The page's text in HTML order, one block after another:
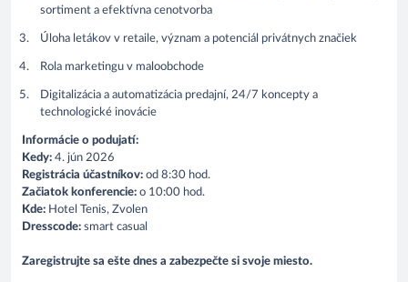
sortiment a efektívna cenotvorba
Úloha letákov v retaile, význam a potenciál privátnych značiek
Rola marketingu v maloobchode
Digitalizácia a automatizácia predajní, 24/7 koncepty a
technologické inovácie
Informácie o podujatí:
Kedy: 4. jún 2026
Registrácia účastníkov: od 8:30 hod.
Začiatok konferencie: o 10:00 hod.
Kde: Hotel Tenis, Zvolen
Dresscode: smart casual
Zaregistrujte sa ešte dnes a zabezpečte si svoje miesto.